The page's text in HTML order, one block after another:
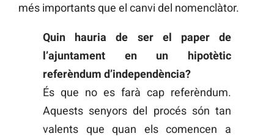
més importants que el canvi del nomenclàtor.
Quin hauria de ser el paper de
l’ajuntament en un hipotètic
referèndum d’independència?
És que no es farà cap referèndum.
Aquests senyors del procés són tan
valents que quan els comencen a